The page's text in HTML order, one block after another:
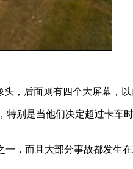
，后面则有四个大屏幕，
别是当他们决定超过卡车
，而且大部分事故都发生